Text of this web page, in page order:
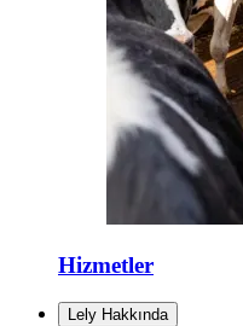
Hizmetler
Lely Hakkında